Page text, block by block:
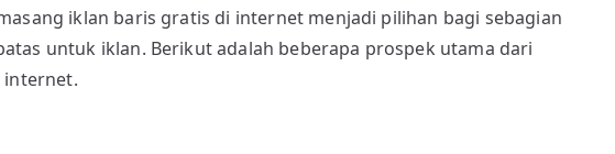
di
internet
iklan baris gratis di internet menjadi pilihan bagi sebagian
untuk iklan. Berikut adalah beberapa prospek utama dari
internet.